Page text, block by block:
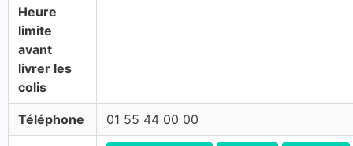
Heure
limite
avant
livrer les
colis
Téléphone 01 55 44 00 00